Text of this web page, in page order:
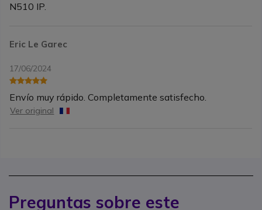
N510 IP.
Eric Le Garec
17/06/2024
Envío muy rápido. Completamente satisfecho.
Ver original
Preguntas sobre este